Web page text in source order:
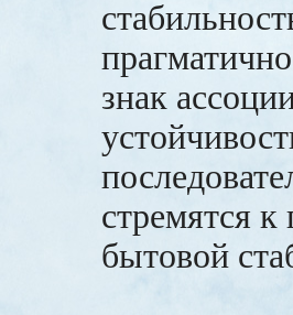
знак
стремятся
бытовой